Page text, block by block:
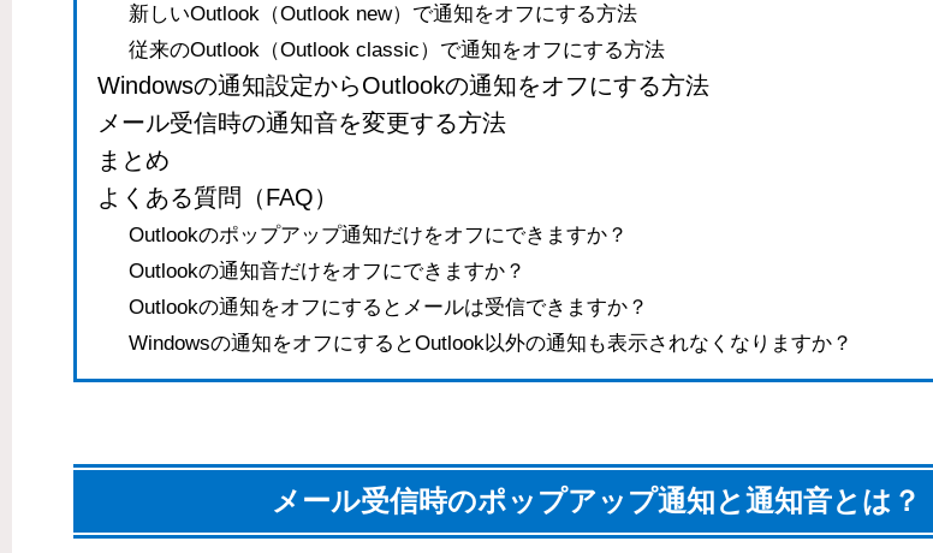
新しいOutlook（Outlook new）で通知をオフにする方法
従来のOutlook（Outlook classic）で通知をオフにする方法
Windowsの通知設定からOutlookの通知をオフにする方法
メール受信時の通知音を変更する方法
まとめ
よくある質問（FAQ）
Outlookのポップアップ通知だけをオフにできますか？
Outlookの通知音だけをオフにできますか？
Outlookの通知をオフにするとメールは受信できますか？
Windowsの通知をオフにするとOutlook以外の通知も表示されなくなりますか？
メール受信時のポップアップ通知と通知音とは？